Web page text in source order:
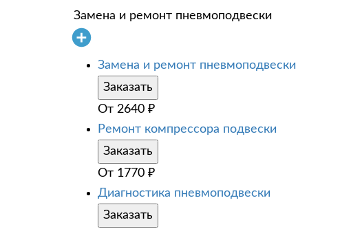
Замена и ремонт пневмоподвески
Замена и ремонт пневмоподвески
Заказать
От 2640 ₽
Ремонт компрессора подвески
Заказать
От 1770 ₽
Диагностика пневмоподвески
Заказать